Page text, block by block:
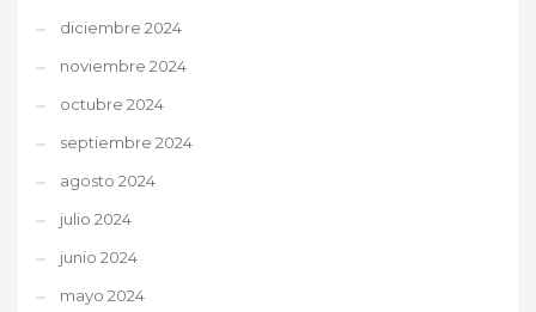
diciembre 2024
noviembre 2024
octubre 2024
septiembre 2024
agosto 2024
julio 2024
junio 2024
mayo 2024